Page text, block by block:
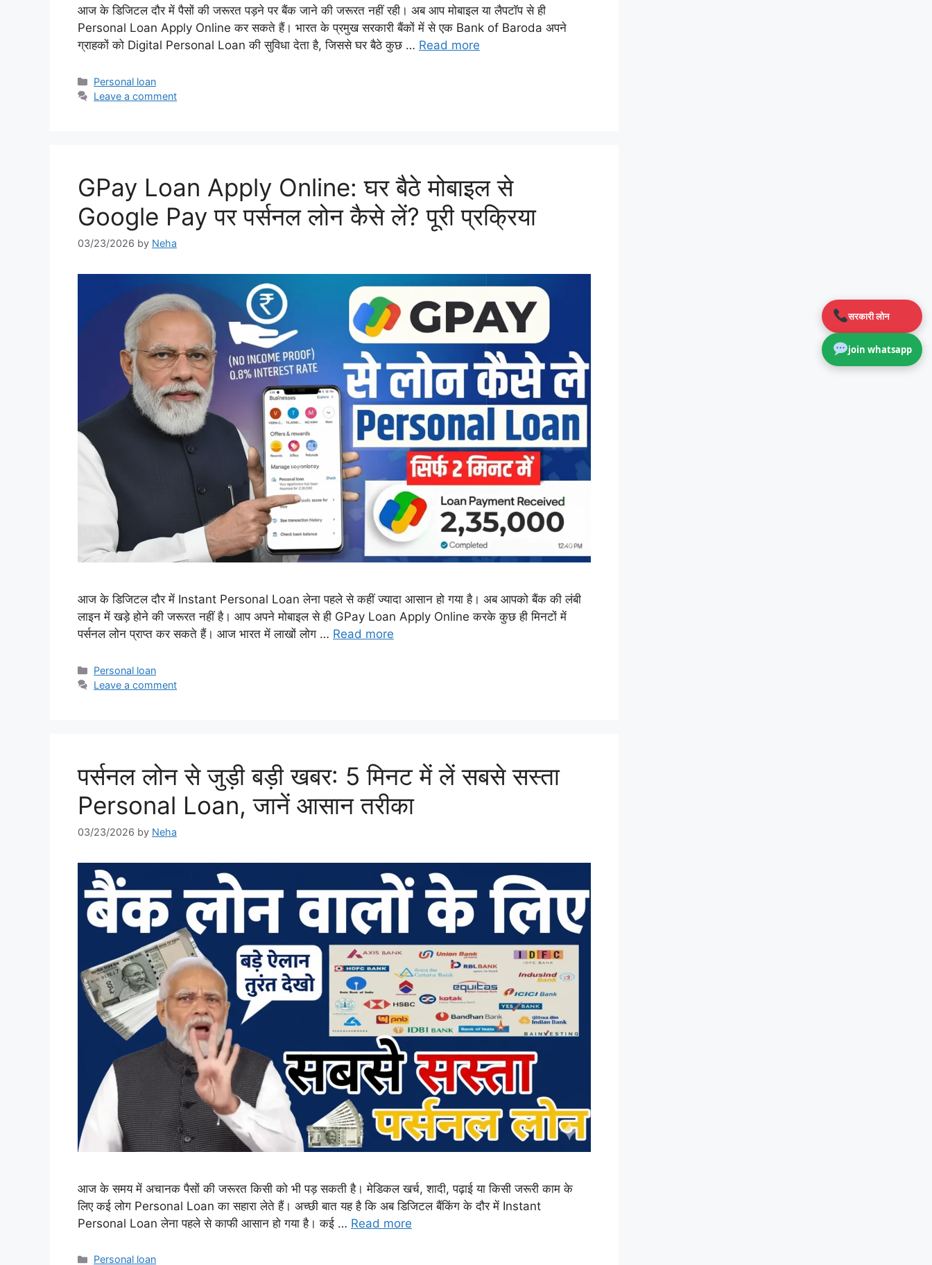
सरकारी लोन
join whatsapp
आज के डिजिटल दौर में पैसों की जरूरत पड़ने पर बैंक जाने की जरूरत नहीं रही। अब आप मोबाइल या लैपटॉप से ही
Personal Loan Apply Online कर सकते हैं। भारत के प्रमुख सरकारी बैंकों में से एक Bank of Baroda अपने
ग्राहकों को Digital Personal Loan की सुविधा देता है, जिससे घर बैठे कुछ … Read more
Categories
Personal loan
Leave a comment
GPay Loan Apply Online: घर बैठे मोबाइल से
Google Pay पर पर्सनल लोन कैसे लें? पूरी प्रक्रिया
03/23/2026 by Neha
आज के डिजिटल दौर में Instant Personal Loan लेना पहले से कहीं ज्यादा आसान हो गया है। अब आपको बैंक की लंबी
लाइन में खड़े होने की जरूरत नहीं है। आप अपने मोबाइल से ही GPay Loan Apply Online करके कुछ ही मिनटों में
पर्सनल लोन प्राप्त कर सकते हैं। आज भारत में लाखों लोग … Read more
Categories
Personal loan
Leave a comment
पर्सनल लोन से जुड़ी बड़ी खबर: 5 मिनट में लें सबसे सस्ता
Personal Loan, जानें आसान तरीका
03/23/2026 by Neha
आज के समय में अचानक पैसों की जरूरत किसी को भी पड़ सकती है। मेडिकल खर्च, शादी, पढ़ाई या किसी जरूरी काम के
लिए कई लोग Personal Loan का सहारा लेते हैं। अच्छी बात यह है कि अब डिजिटल बैंकिंग के दौर में Instant
Personal Loan लेना पहले से काफी आसान हो गया है। कई … Read more
Categories
Personal loan